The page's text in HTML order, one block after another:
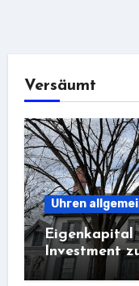
Versäumt
Uhren
Eigenkapital
Investment